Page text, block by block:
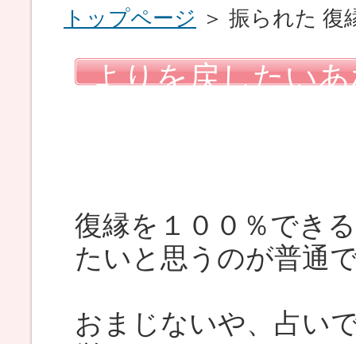
トップページ ＞ 振られた 復
よりを戻したい
復縁を１００％でき
たいと思うのが普通
おまじないや、占い